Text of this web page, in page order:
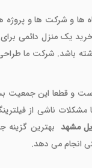
ها و شرکت ها و
یک شهر توسعه یافته با بیش از 4
ناشی از
مشهد بهترین
انجام می دهد.